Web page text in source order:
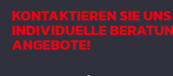
KONTAKTIEREN SIE
INDIVIDUELLE
ANGEBOTE!